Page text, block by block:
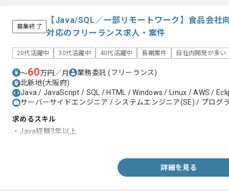
募集終了
【Java/SQL／一部リモートワーク】食品会社
対応のフリーランス求人・案件
20代活躍中 30代活躍中 40代活躍中 長期案件 自社内開発が多い
〜60万円／月 業務委託(フリーランス)
北新地(大阪府)
Java / JavaScript / SQL / HTML / Windows / Linux / AWS /
サーバーサイドエンジニア / システムエンジニア(SE) / プログ
求めるスキル
・Java経験3年以上
詳細を見る